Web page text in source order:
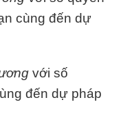
cùng đến dự
với số
đến dự pháp